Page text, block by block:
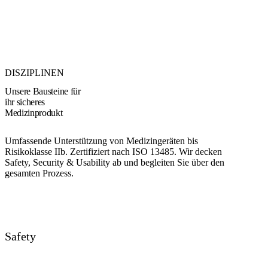
DISZIPLINEN
Unsere Bausteine für
ihr sicheres
Medizinprodukt
Umfassende Unterstützung von Medizingeräten bis
Risikoklasse IIb. Zertifiziert nach ISO 13485. Wir decken
Safety, Security & Usability ab und begleiten Sie über den
gesamten Prozess.
Safety